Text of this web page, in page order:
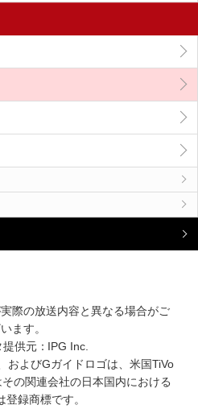
際の放送内容と異なる場合がご
ます。
供元：IPG Inc.
およびGガイドロゴは、米国TiVo
の関連会社の日本国内における
登録商標です。